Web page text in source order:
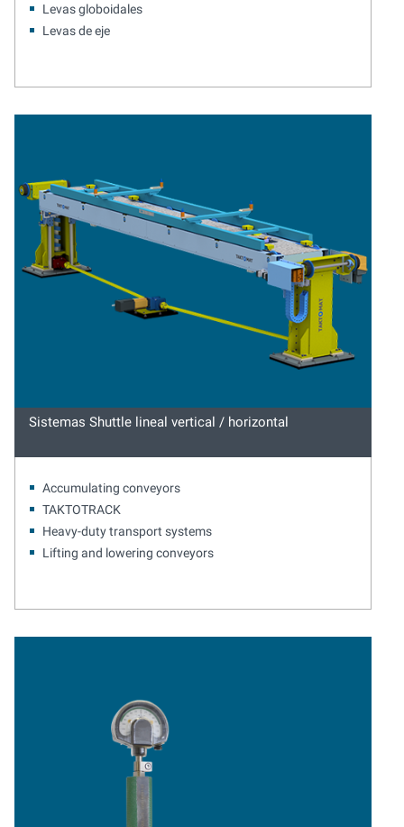
Levas globoidales
Levas de eje
Sistemas Shuttle lineal vertical / horizontal
Accumulating conveyors
TAKTOTRACK
Heavy-duty transport systems
Lifting and lowering conveyors